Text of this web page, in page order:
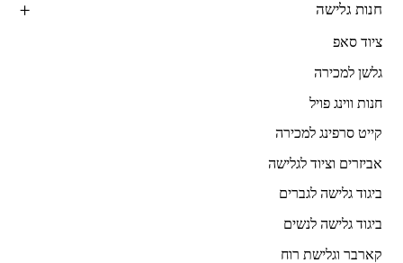
חנות גלישה
ציוד סאפ
גלשן למכירה
חנות ווינג פויל
קייט סרפינג למכירה
אביזרים וציוד לגלישה
ביגוד גלישה לגברים
ביגוד גלישה לנשים
קארבר וגלישת רוח